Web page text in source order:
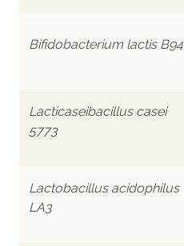
Bifidobacterium lactis B94
Lacticaseibacillus casei
5773
Lactobacillus acidophilus
LA3